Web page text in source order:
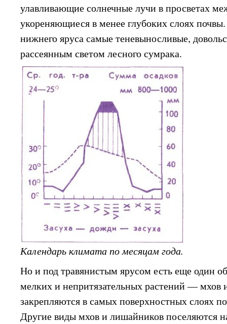
улавливающие солнечные лучи в просветах
укореняющиеся в менее глубоких слоях
нижнего яруса самые теневыносливые,
рассеянным светом лесного сумрака.
Календарь климата по месяцам года.
Но и под травянистым ярусом есть еще один
мелких и непритязательных растений — мхов
закрепляются в самых поверхностных слоях
Другие виды мхов и лишайников поселяются